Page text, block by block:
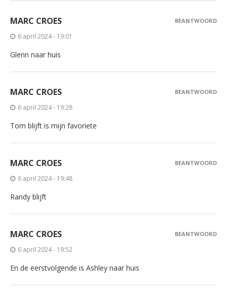
MARC CROES
6 april 2024 - 19:01
Glenn naar huis
BEANTWOORD
MARC CROES
6 april 2024 - 19:28
Tom blijft is mijn favoriete
BEANTWOORD
MARC CROES
6 april 2024 - 19:48
Randy blijft
BEANTWOORD
MARC CROES
6 april 2024 - 19:52
En de eerstvolgende is Ashley naar huis
BEANTWOORD